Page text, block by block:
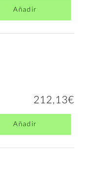
Añadir
212,13€
Añadir